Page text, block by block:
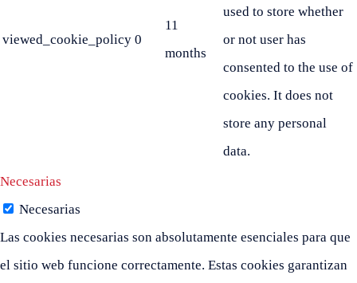
viewed_cookie_policy 0
11
months
used to store whether
or not user has
consented to the use of
cookies. It does not
store any personal
data.
Necesarias
Necesarias
Las cookies necesarias son absolutamente esenciales para que
el sitio web funcione correctamente. Estas cookies garantizan